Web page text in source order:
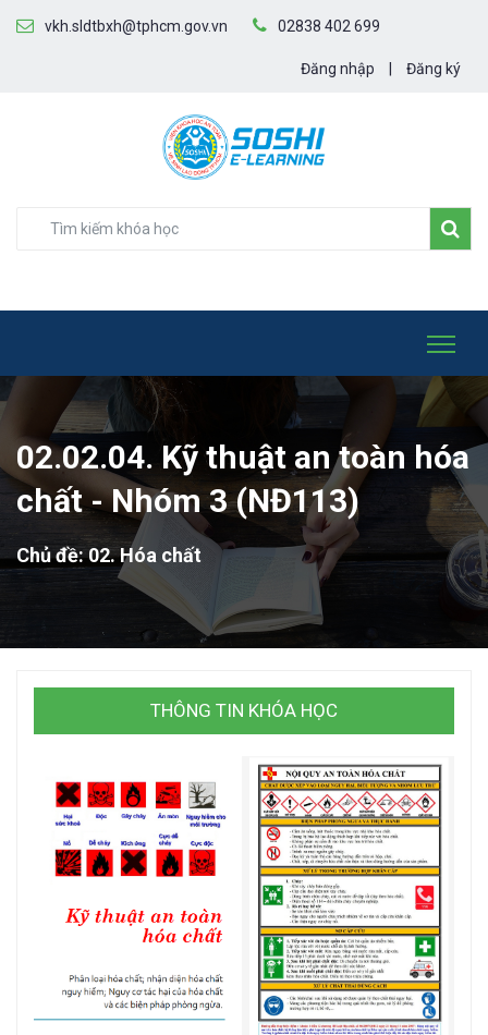
vkh.sldtbxh@tphcm.gov.vn 02838 402 699
Đăng nhập Đăng ký
02.02.04. Kỹ thuật an toàn hóa
chất - Nhóm 3 (NĐ113)
Chủ đề: 02. Hóa chất
THÔNG TIN KHÓA HỌC